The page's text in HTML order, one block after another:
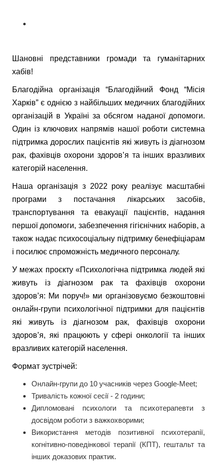
Шановні представники громади та гуманітарних
хабів!
Благодійна організація “Благодійний Фонд “Місія
Харків” є однією з найбільших медичних благодійних
організацій в Україні за обсягом наданої допомоги.
Один iз ключових напрямів нашої роботи системна
підтримка дорослих пацієнтів які живуть із діагнозом
рак, фахівців охорони здоров’я та інших вразливих
категорій населення.
Наша організація з 2022 року реалізує масштабні
програми з постачання лікарських засобів,
транспортування та евакуації пацієнтів, надання
першої допомоги, забезпечення гігієнічних наборів, а
також надає психосоціальну підтримку бенефіціарам
і посилює спроможність медичного персоналу.
У межах проєкту «Психологічна підтримка людей які
живуть із діагнозом рак та фахівців охорони
здоровʼя: Ми поруч!» ми організовуємо безкоштовні
онлайн-групи психологічної підтримки для пацієнтів
які живуть із діагнозом рак, фахівців охорони
здоров’я, які працюють у сфері онкології та інших
вразливих категорій населення.
Формат зустрічей:
Онлайн-групи до 10 учасників через Google-Meet;
Тривалість кожної сесії - 2 години;
Дипломовані психологи та психотерапевти з
досвідом роботи з важкохворими;
Використання методів позитивної психотерапії,
когнітивно-поведінкової терапії (КПТ), гештальт та
інших доказових практик.